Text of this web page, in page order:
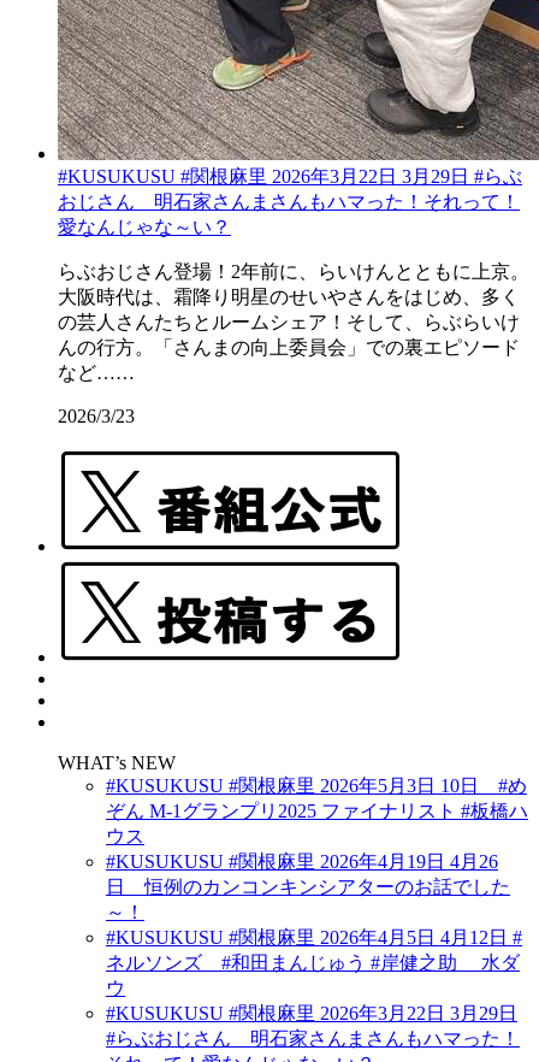
#KUSUKUSU #関根麻里 2026年3月22日 3月29日 #らぶ
おじさん 明石家さんまさんもハマった！それって！
愛なんじゃな～い？
らぶおじさん登場！2年前に、らいけんとともに上京。
大阪時代は、霜降り明星のせいやさんをはじめ、多く
の芸人さんたちとルームシェア！そして、らぶらいけ
んの行方。「さんまの向上委員会」での裏エピソード
など……
2026/3/23
WHAT’s NEW
#KUSUKUSU #関根麻里 2026年5月3日 10日 #め
ぞん M-1グランプリ2025 ファイナリスト #板橋ハ
ウス
#KUSUKUSU #関根麻里 2026年4月19日 4月26
日 恒例のカンコンキンシアターのお話でした
～！
#KUSUKUSU #関根麻里 2026年4月5日 4月12日 #
ネルソンズ #和田まんじゅう #岸健之助 水ダ
ウ
#KUSUKUSU #関根麻里 2026年3月22日 3月29日
#らぶおじさん 明石家さんまさんもハマった！